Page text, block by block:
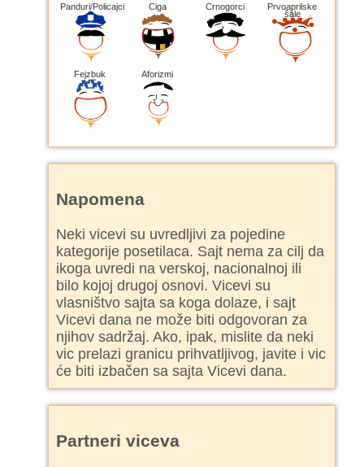
Panduri/Policajci Ciga Crnogorci Prvoaprilske
šale
Fejzbuk Aforizmi
Napomena
Neki vicevi su uvredljivi za pojedine
kategorije posetilaca. Sajt nema za cilj da
ikoga uvredi na verskoj, nacionalnoj ili
bilo kojoj drugoj osnovi. Vicevi su
vlasništvo sajta sa koga dolaze, i sajt
Vicevi dana ne može biti odgovoran za
njihov sadržaj. Ako, ipak, mislite da neki
vic prelazi granicu prihvatljivog, javite i vic
će biti izbačen sa sajta Vicevi dana.
Partneri viceva